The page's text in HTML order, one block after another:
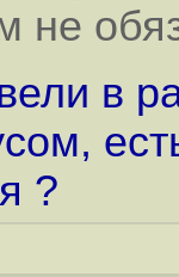
не
в
?